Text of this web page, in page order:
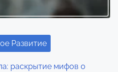
Развитие
раскрытие мифов о